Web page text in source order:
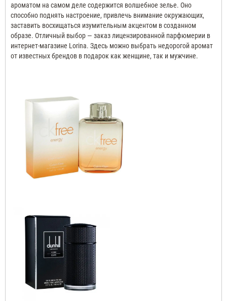
ароматом на самом деле содержится волшебное зелье. Оно
способно поднять настроение, привлечь внимание окружающих,
заставить восхищаться изумительным акцентом в созданном
образе. Отличный выбор — заказ лицензированной парфюмерии в
интернет-магазине Lorina. Здесь можно выбрать недорогой аромат
от известных брендов в подарок как женщине, так и мужчине.